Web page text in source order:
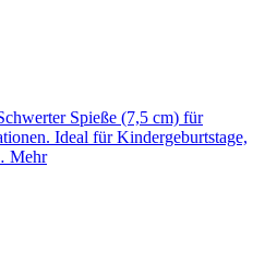
Spieße (7,5 cm) für
Ideal für Kindergeburtstage,
Mehr